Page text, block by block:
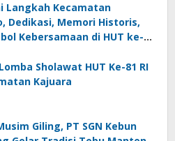
Langkah Kecamatan
Dedikasi, Memori Historis,
Kebersamaan di HUT ke-
Sholawat HUT Ke-81 RI
Kajuara
Giling, PT SGN Kebun